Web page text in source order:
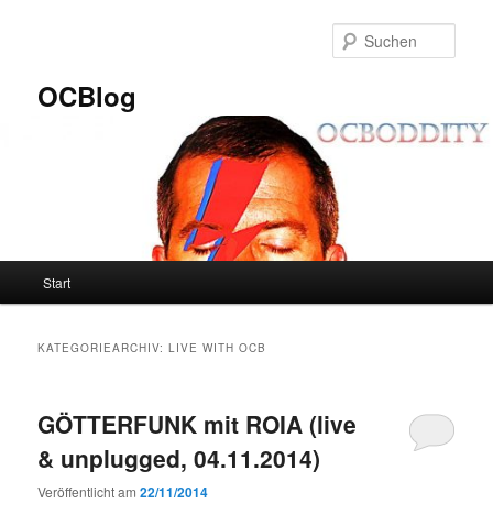
OCBlog
Start
KATEGORIEARCHIV:LIVE WITH OCB
GÖTTERFUNK mit ROIA (live
& unplugged, 04.11.2014)
Veröffentlicht am22/11/2014